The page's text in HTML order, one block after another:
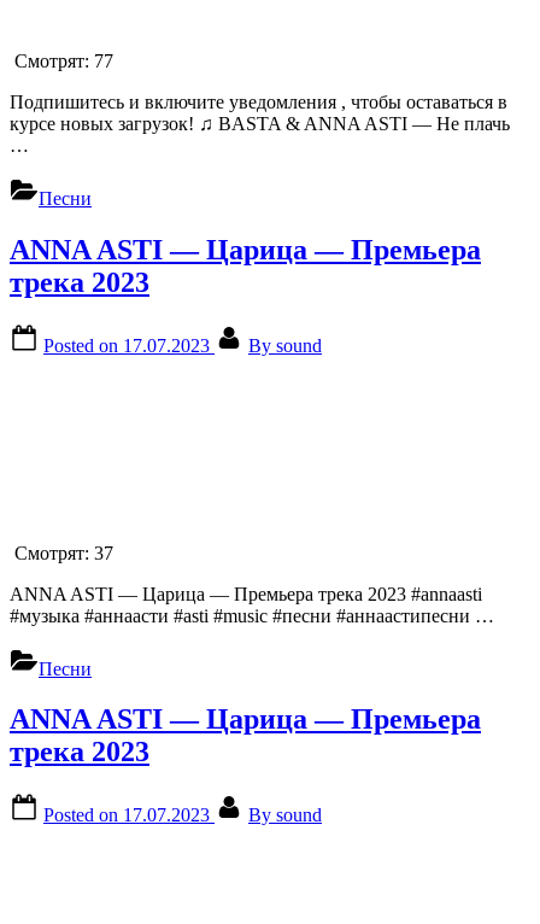
Смотрят: 77
Подпишитесь и включите уведомления , чтобы оставаться в
курсе новых загрузок! ♫ BASTA & ANNA ASTI — Не плачь
…
Песни
ANNA ASTI — Царица — Премьера
трека 2023
Posted on 17.07.2023 By sound
Смотрят: 37
ANNA ASTI — Царица — Премьера трека 2023 #annaasti
#музыка #аннаасти #asti #music #песни #аннаастипесни …
Песни
ANNA ASTI — Царица — Премьера
трека 2023
Posted on 17.07.2023 By sound